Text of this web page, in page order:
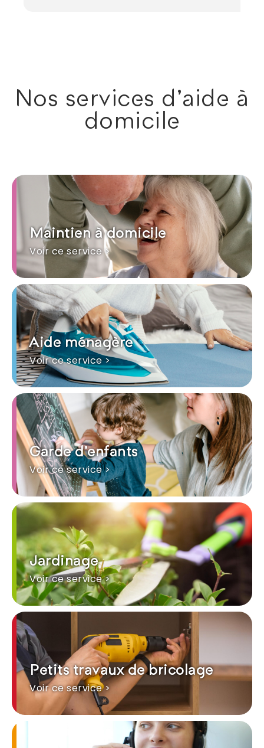
Nos services d'aide à
domicile
Maintien à domicile
Voir ce service >
Aide ménagère
Voir ce service >
Garde d'enfants
Voir ce service >
Jardinage
Voir ce service >
Petits travaux de bricolage
Voir ce service >